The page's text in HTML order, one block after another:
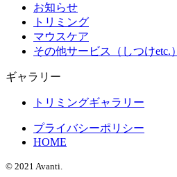
お知らせ
トリミング
マウスケア
その他サービス（しつけetc.）
ギャラリー
トリミングギャラリー
プライバシーポリシー
HOME
© 2021 Avanti.